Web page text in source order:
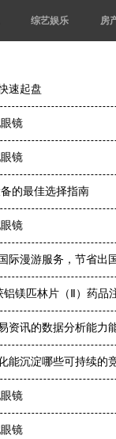
综艺娱乐 房
速起盘
镜
镜
的最佳选择指南
镜
际漫游服务，节省出
镁匹林片（Ⅱ）药品
资讯的数据分析能力
能沉淀哪些可持续的
镜
镜